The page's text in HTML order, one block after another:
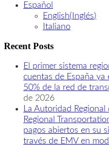
Español
English( Inglés)
Italiano
Recent Posts
El primer sistema
cuentas de España ya
50% de la red de
de 2026
La Autoridad
Regional
pagos abiertos en su
través de EMV en